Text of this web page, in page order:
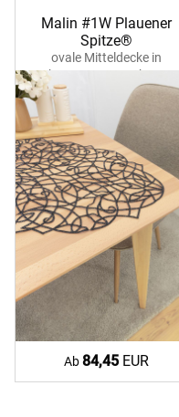
Malin #1W Plauener
Spitze®
ovale Mitteldecke in
Schwarz 39371 schwarz-
Ab84,45EUR